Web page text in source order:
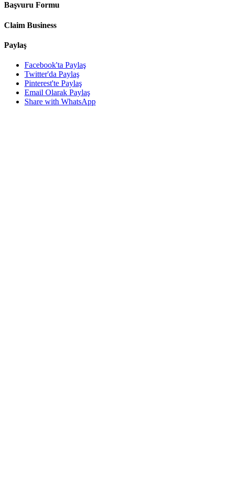
Başvuru Formu
Claim Business
Paylaş
Facebook'ta Paylaş
Twitter'da Paylaş
Pinterest'te Paylaş
Email Olarak Paylaş
Share with WhatsApp